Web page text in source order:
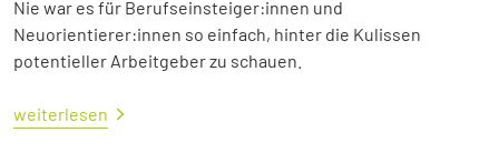
Nie war es für Berufseinsteiger:innen und
Neuorientierer:innen so einfach, hinter die Kulissen
potentieller Arbeitgeber zu schauen.
weiterlesen